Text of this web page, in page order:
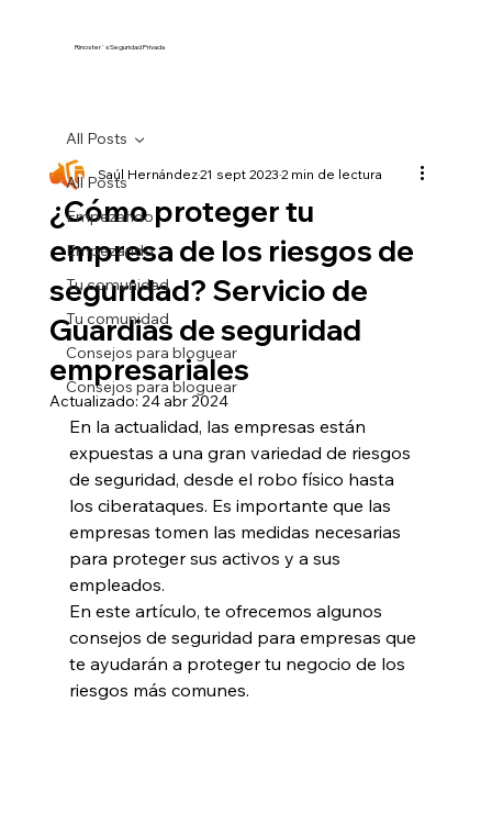
Rinoster´s Seguridad Privada
All Posts
Empezando
Empezando
Tu comunidad
Tu comunidad
Consejos para bloguear
Consejos para bloguear
All Posts
¿Cómo proteger tu
empresa de los riesgos de
seguridad? Servicio de
Guardias de seguridad
empresariales
Saúl Hernández21 sept 20232 min de lectura
Actualizado:24 abr 2024
En la actualidad, las empresas están
expuestas a una gran variedad de riesgos
de seguridad, desde el robo físico hasta
los ciberataques. Es importante que las
empresas tomen las medidas necesarias
para proteger sus activos y a sus
empleados.
En este artículo, te ofrecemos algunos
consejos de seguridad para empresas que
te ayudarán a proteger tu negocio de los
riesgos más comunes.